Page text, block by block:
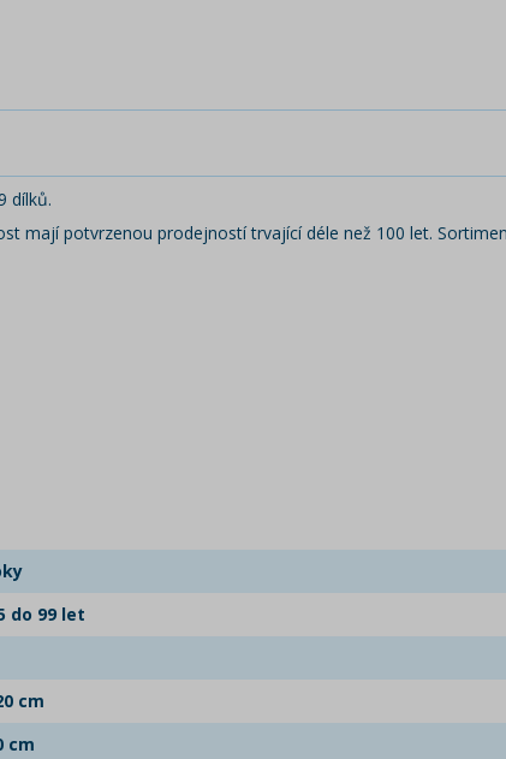
dílků.
mají potvrzenou prodejností trvající déle než 100 let.
do 99 let
cm
cm